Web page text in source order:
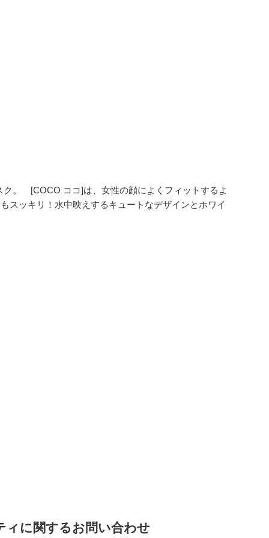
ク。 [COCO ココ]は、女性の顔によくフィットするよ
スッキリ！水中映えするキュートなデザインとホワイ
に関するお問い合わせ